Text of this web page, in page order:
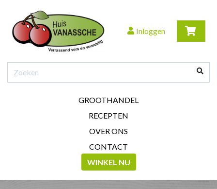
Inloggen
GROOTHANDEL
RECEPTEN
OVER ONS
CONTACT
WINKEL NU